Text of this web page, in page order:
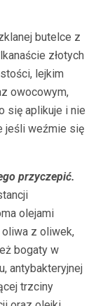
butelce z
złotych
lejkim
owocowym,
się aplikuje i nie
jeśli weźmie się
przyczepić.
olejami
oliwa z oliwek,
bogaty w
antybakteryjnej
trzciny